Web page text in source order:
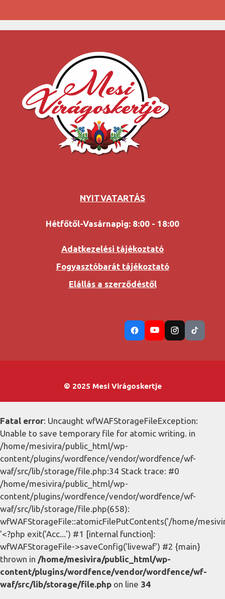
NYITVATARTÁS
Hétfőtől-Vasárnapig: 8:00 - 18:00
Adatkezelési tájékoztató
Fogyasztóbarát tájékoztató
Elállás a szerződéstől
© 2025 Mesi Virágoskertje
Fatal error: Uncaught wfWAFStorageFileException:
Unable to save temporary file for atomic writing. in
/home/mesivira/public_html/wp-
content/plugins/wordfence/vendor/wordfence/wf-
waf/src/lib/storage/file.php:34 Stack trace: #0
/home/mesivira/public_html/wp-
content/plugins/wordfence/vendor/wordfence/wf-
waf/src/lib/storage/file.php(658):
wfWAFStorageFile::atomicFilePutContents('/home/
'<?php exit('Acc...') #1 [internal function]:
wfWAFStorageFile->saveConfig('livewaf') #2 {main}
thrown in /home/mesivira/public_html/wp-
content/plugins/wordfence/vendor/wordfence/wf-
waf/src/lib/storage/file.php on line 34